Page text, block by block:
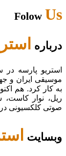
FolowUs
درباره
موسیقی ایران و
به کار کرد. هم
ریل، نوار
صوتی کلکسیونی در
وبسایت